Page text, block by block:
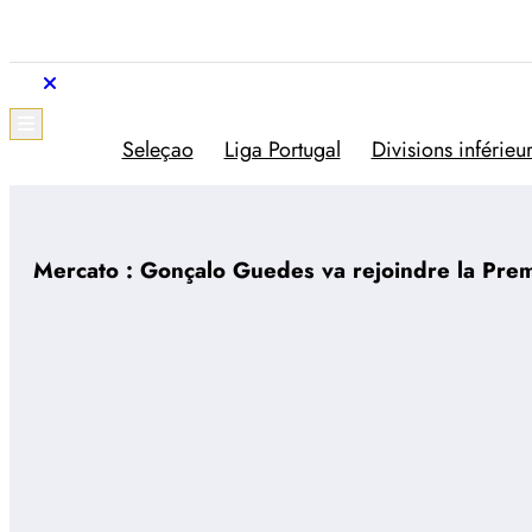
contenu
Trivela
L'actualité du football portugais
Seleçao Liga Portugal Divisions
Mercato : Gonçalo Guedes va rejoindre la